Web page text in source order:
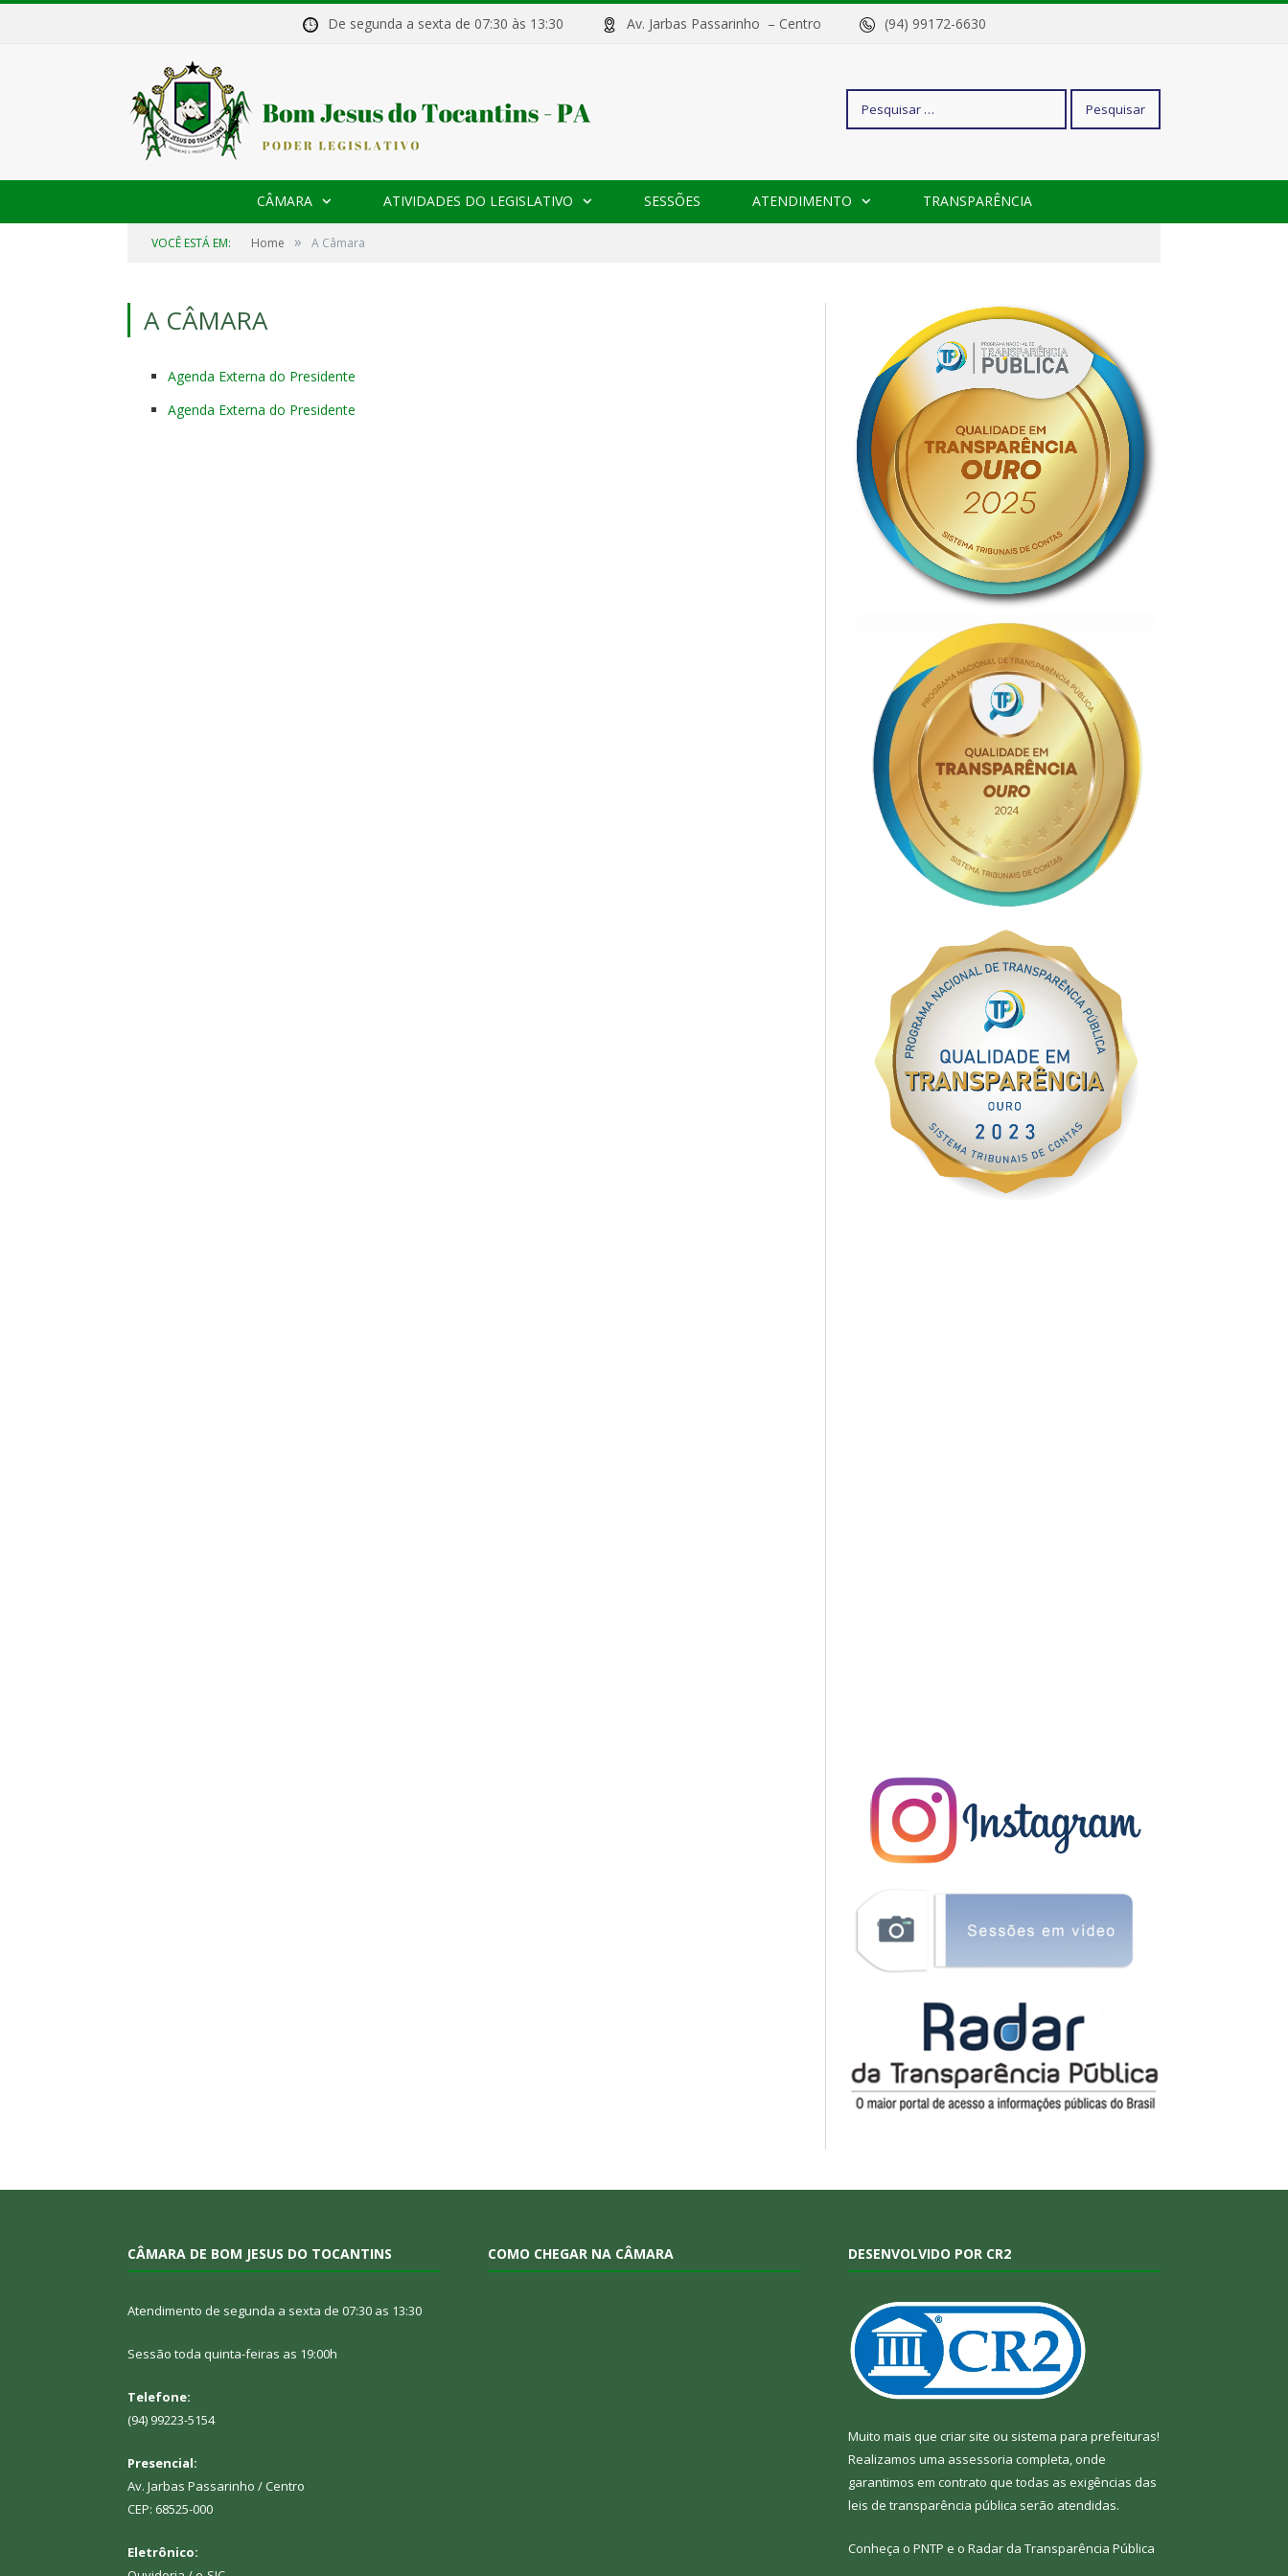
De segunda a sexta de 07:30 às 13:30 Av. Jarbas Passarinho – Centro (94) 99172-6630
Pesquisar
CÂMARA ATIVIDADES DO LEGISLATIVO SESSÕES ATENDIMENTO TRANSPARÊNCIA
VOCÊ ESTÁ EM: Home » A Câmara
A CÂMARA
Agenda Externa do Presidente
Agenda Externa do Presidente
CÂMARA DE BOM JESUS DO TOCANTINS
Atendimento de segunda a sexta de 07:30 as 13:30
Sessão toda quinta-feiras as 19:00h
Telefone:
(94) 99223-5154
Presencial:
Av. Jarbas Passarinho / Centro
CEP: 68525-000
Eletrônico:
COMO CHEGAR NA CÂMARA DESENVOLVIDO POR CR2
Muito mais que criar site ou sistema para prefeituras!
Realizamos uma assessoria completa, onde
garantimos em contrato que todas as exigências das
leis de transparência pública serão atendidas.
Conheça o PNTP e o Radar da Transparência Pública